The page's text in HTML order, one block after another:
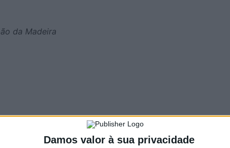
Damos valor à sua privacidade
da Madeira